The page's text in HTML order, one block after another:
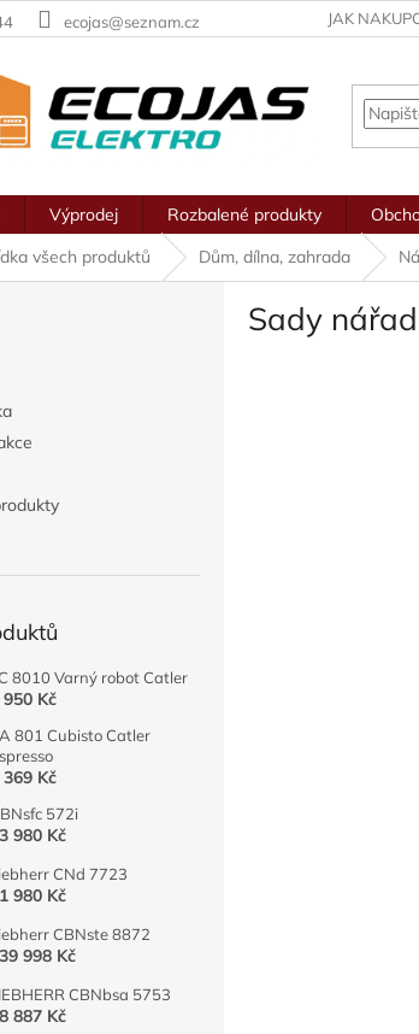
ecojas@seznam.cz JAK
Výprodej Rozbalené produkty
všech produktů Dům, dílna, zahrada
8010 Varný robot Catler
Kč
801 Cubisto Catler
Kč
572i
980 Kč
CNd 7723
980 Kč
CBNste 8872
998 Kč
CBNbsa 5753
887 Kč
Sady